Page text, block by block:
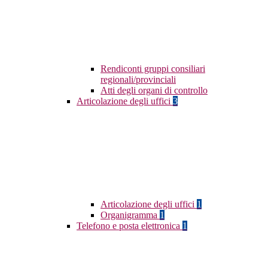
Rendiconti gruppi consiliari
regionali/provinciali
Atti degli organi di controllo
Articolazione degli uffici 3
Articolazione degli uffici 1
Organigramma 1
Telefono e posta elettronica 1